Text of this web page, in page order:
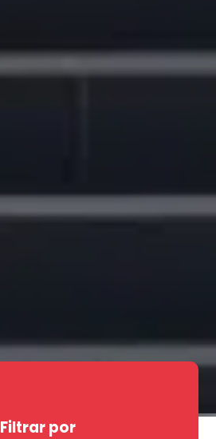
Filtrar por